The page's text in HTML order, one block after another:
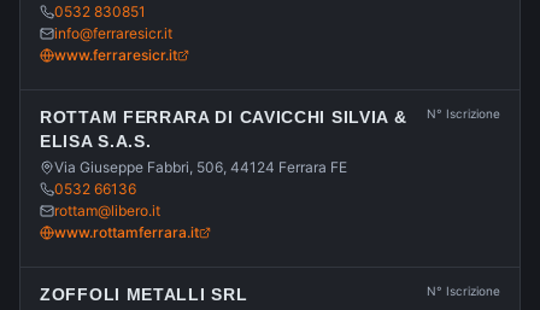
0532 830851
info@ferraresicr.it
www.ferraresicr.it
ROTTAM FERRARA DI CAVICCHI SILVIA &
ELISA S.A.S.
Via Giuseppe Fabbri, 506, 44124 Ferrara FE
0532 66136
rottam@libero.it
www.rottamferrara.it
N° Iscrizione
ZOFFOLI METALLI SRL N° Iscrizione